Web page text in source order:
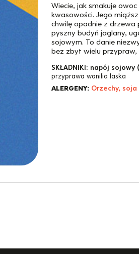
Wiecie, jak smakuje
kwasowości. Jego
chwilę opadnie z drzewa
pyszny budyń jaglany,
sojowym. To danie
bez zbyt wielu przypraw,
SKŁADNIKI: napój sojowy
przyprawa wanilia laska
ALERGENY: Orzechy, soja